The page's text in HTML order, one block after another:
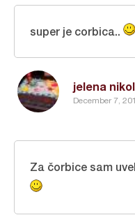
jelena
December 7,
super je corbica..
Za čorbice sam